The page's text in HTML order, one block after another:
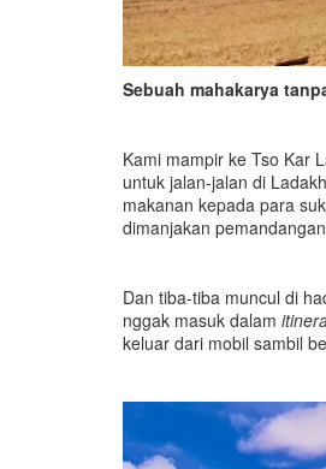
Sebuah mahakarya
Kami mampir ke Tso Kar
untuk jalan-jalan di
makanan kepada para
dimanjakan
Dan tiba-tiba muncul di
nggak masuk dalam
keluar dari mobil sambil